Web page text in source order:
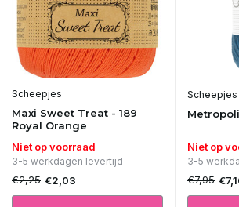
Scheepjes
Maxi Sweet Treat - 189
Royal Orange
Niet op voorraad
3-5 werkdagen levertijd
€2,25 €2,03
Scheepjes
Niet op
3-5
€7,95